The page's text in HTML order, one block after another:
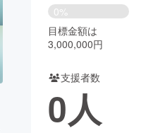
チャレンジ
CAMPFIRE Creation
コミュニティ
0%
目標金額は
3,000,000円
支援者数
0人